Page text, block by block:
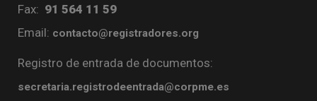
Fax: 91 564 11 59
Email: contacto@registradores.org
Registro de entrada de documentos:
secretaria.registrodeentrada@corpme.es